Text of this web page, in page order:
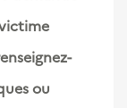
ou